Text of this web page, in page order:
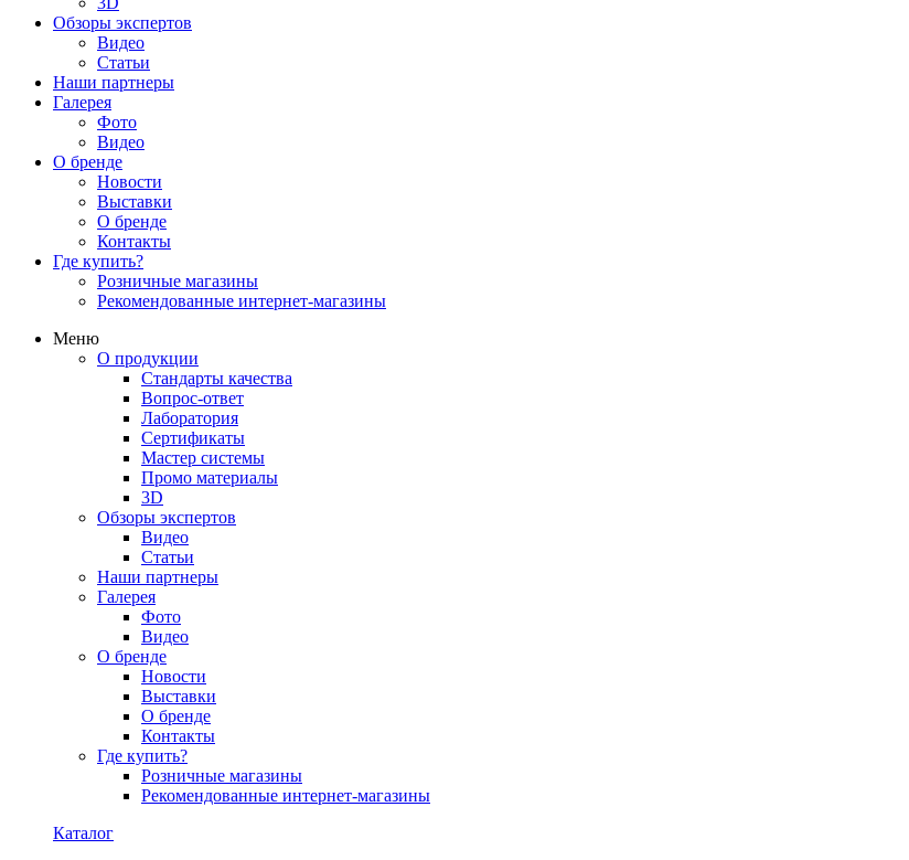
Обзоры экспертов
Видео
Статьи
Наши партнеры
Галерея
Фото
Видео
О бренде
Новости
Выставки
О бренде
Контакты
Где купить?
Розничные магазины
Рекомендованные интернет-магазины
Меню
О продукции
Стандарты качества
Вопрос-ответ
Лаборатория
Сертификаты
Мастер системы
Промо материалы
3D
Обзоры экспертов
Видео
Статьи
Наши партнеры
Галерея
Фото
Видео
О бренде
Новости
Выставки
О бренде
Контакты
Где купить?
Розничные магазины
Рекомендованные интернет-магазины
Каталог